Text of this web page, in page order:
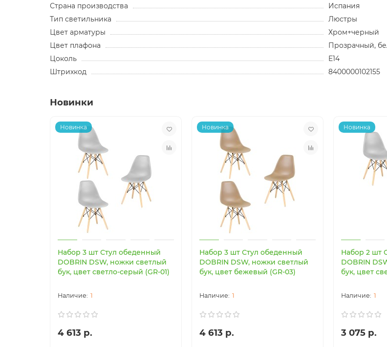
Страна производства
Испания
Тип светильника
Люстры
Цвет арматуры
Хром+черный
Цвет плафона
Прозрачный,
Цоколь
E14
Штрихкод
8400000102155
Новинки
Новинка
Набор 3 шт Стул обеденный
DOBRIN DSW, ножки светлый
бук, цвет светло-серый (GR-01)
1
4 613 р.
Новинка
Набор 3 шт Стул обеденный
DOBRIN DSW, ножки светлый
бук, цвет бежевый (GR-03)
1
4 613 р.
Новинка
Набор 2 шт
DOBRIN
бук, цвет
1
3 075 р.